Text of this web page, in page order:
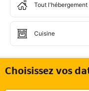
Tout
Cuisine
Choisissez vos